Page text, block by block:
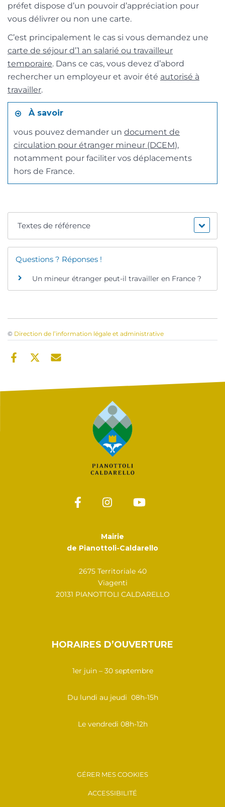
préfet dispose d’un pouvoir d’appréciation pour
vous délivrer ou non une carte.
C’est principalement le cas si vous demandez une
carte de séjour d’1 an salarié ou travailleur
temporaire. Dans ce cas, vous devez d’abord
rechercher un employeur et avoir été autorisé à
travailler.
À savoir
vous pouvez demander undocument de
circulation pour étranger mineur (DCEM),
notamment pour faciliter vos déplacements
hors de France.
Textes de référence
Questions ? Réponses !
Un mineur étranger peut-il travailler en France ?
© Direction de l’information légale et administrative
Mairie
de Pianottoli-Caldarello
2675 Territoriale 40
Viagenti
20131 PIANOTTOLI CALDARELLO
HORAIRES D’OUVERTURE
1er juin – 30 septembre
Du lundi au jeudi 08h-15h
Le vendredi 08h-12h
GÉRER MES COOKIES
ACCESSIBILITÉ